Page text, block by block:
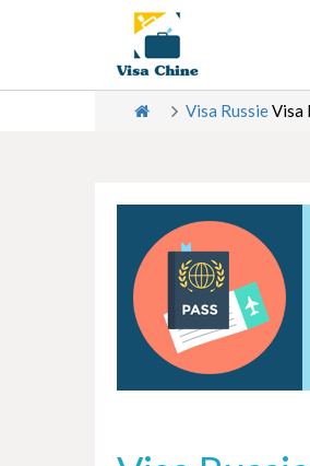
Visa RussieVisa